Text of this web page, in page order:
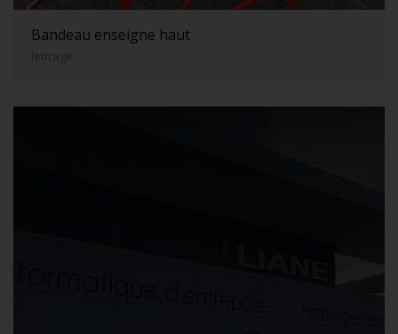
Bandeau enseigne haut
lettrage